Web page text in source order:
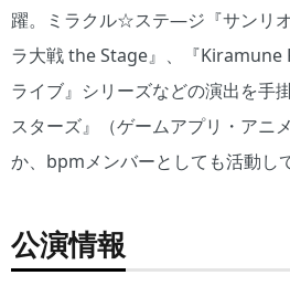
躍。ミラクル☆ステ―ジ『サンリ
ラ大戦 the Stage』、『Kiramune
ライブ』シリーズなどの演出を手
スターズ』（ゲームアプリ・アニ
か、bpmメンバーとしても活動し
公演情報